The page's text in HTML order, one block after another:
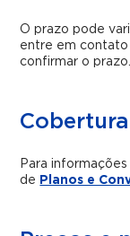
O prazo pode
entre em
confirmar o prazo.
Cobertura
Para
de Planos e